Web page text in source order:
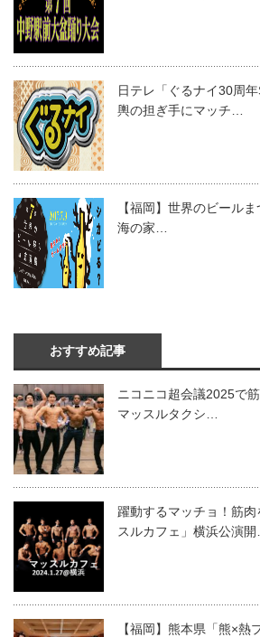
日テレ「ぐるナイ30周
輿の担ぎ手にマッチ…
【福岡】世界のビール
海の家…
おすすめ記事
ニコニコ超会議2025で
マッスルタクシ…
躍動するマッチョ！筋
スルカフェ」横浜公演開
【福岡】熊本県「熊×熱